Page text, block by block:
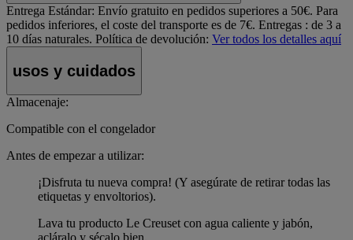
Entrega Estándar: Envío gratuito en pedidos superiores a 50€. Para
pedidos inferiores, el coste del transporte es de 7€. Entregas : de 3 a
10 días naturales. Política de devolución: Ver todos los detalles aquí
usos y cuidados
Almacenaje:
Compatible con el congelador
Antes de empezar a utilizar:
¡Disfruta tu nueva compra! (Y asegúrate de retirar todas las
etiquetas y envoltorios).
Lava tu producto Le Creuset con agua caliente y jabón,